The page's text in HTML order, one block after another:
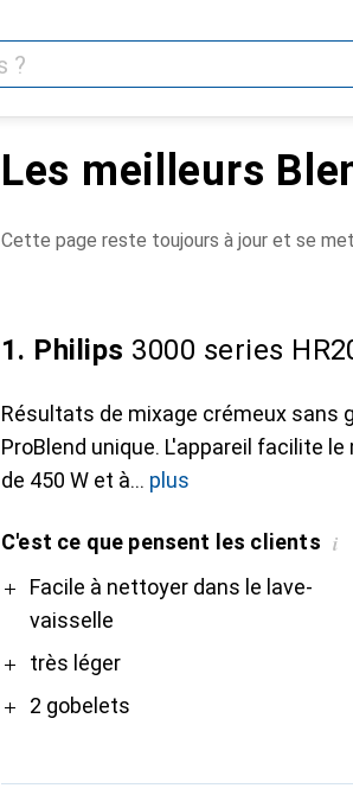
Les meilleurs
Cette page reste toujours à jour et se
1. Philips 3000 series
Résultats de mixage crémeux sans
ProBlend unique. L'appareil facilite
de 450 W et à
plus
C'est ce que pensent les clients i
ProFacile à nettoyer dans le lave-
vaisselle
très léger
2 gobelets
Contre